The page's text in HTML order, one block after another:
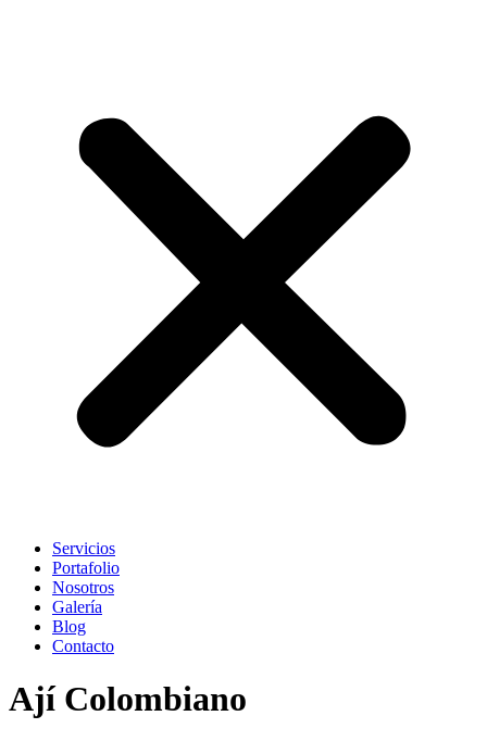
Servicios
Portafolio
Nosotros
Galería
Blog
Contacto
Ají Colombiano